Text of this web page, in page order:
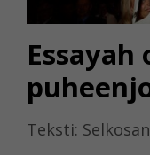
Essayah
Teksti: